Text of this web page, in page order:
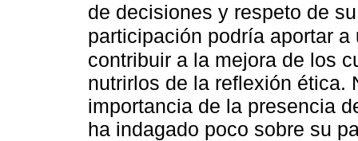
de decisiones y respeto de
participación podría aportar
contribuir a la mejora de los
nutrirlos de la reflexión ética.
importancia de la presencia
ha indagado poco sobre su